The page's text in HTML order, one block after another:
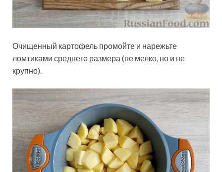
Очищенный картофель промойте и нарежьте
ломтиками среднего размера (не мелко, но и не
крупно).